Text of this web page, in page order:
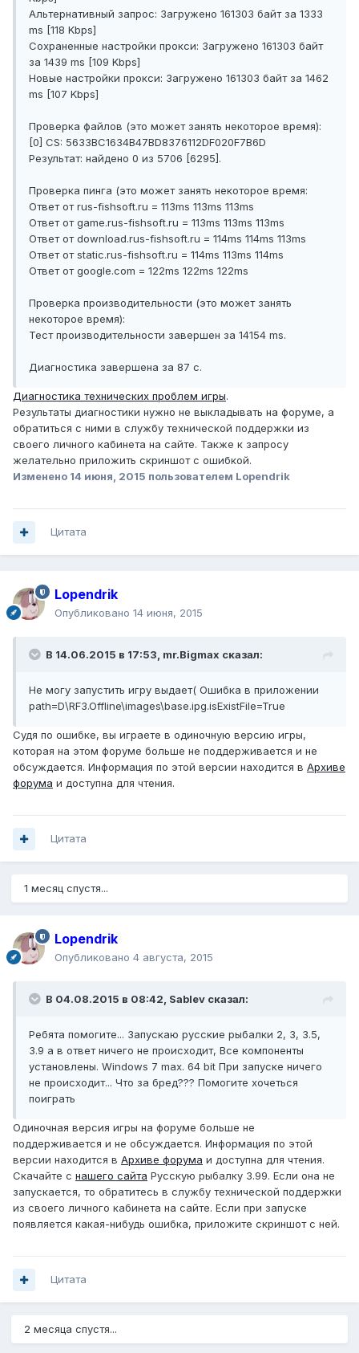
Альтернативный запрос: Загружено 161303 байт за 1333
ms [118 Kbps]
Сохраненные настройки прокси: Загружено 161303 байт
за 1439 ms [109 Kbps]
Новые настройки прокси: Загружено 161303 байт за 1462
ms [107 Kbps]
Проверка файлов (это может занять некоторое время):
[0] CS: 5633BC1634B47BD8376112DF020F7B6D
Результат: найдено 0 из 5706 [6295].
Проверка пинга (это может занять некоторое время:
Ответ от rus-fishsoft.ru = 113ms 113ms 113ms
Ответ от game.rus-fishsoft.ru = 113ms 113ms 113ms
Ответ от download.rus-fishsoft.ru = 114ms 114ms 113ms
Ответ от static.rus-fishsoft.ru = 114ms 113ms 114ms
Ответ от google.com = 122ms 122ms 122ms
Проверка производительности (это может занять
некоторое время):
Тест производительности завершен за 14154 ms.
Диагностика завершена за 87 c.
Диагностика технических проблем игры.
Результаты диагностики нужно не выкладывать на форуме, а
обратиться с ними в службу технической поддержки из
своего личного кабинета на сайте. Также к запросу
желательно приложить скриншот с ошибкой.
Изменено 14 июня, 2015 пользователем Lopendrik
Цитата
Lopendrik
Опубликовано 14 июня, 2015
В 14.06.2015 в 17:53, mr.Bigmax сказал:
Не могу запустить игру выдает( Ошибка в приложении
path=D\RF3.Offline\images\base.ipg.isExistFile=True
Судя по ошибке, вы играете в одиночную версию игры,
которая на этом форуме больше не поддерживается и не
обсуждается. Информация по этой версии находится в Архиве
форума и доступна для чтения.
Цитата
1 месяц спустя...
Lopendrik
Опубликовано 4 августа, 2015
В 04.08.2015 в 08:42, Sablev сказал:
Ребята помогите... Запускаю русские рыбалки 2, 3, 3.5,
3.9 а в ответ ничего не происходит, Все компоненты
установлены. Windows 7 max. 64 bit При запуске ничего
не происходит... Что за бред??? Помогите хочеться
поиграть
Одиночная версия игры на форуме больше не
поддерживается и не обсуждается. Информация по этой
версии находится в Архиве форума и доступна для чтения.
Скачайте с нашего сайта Русскую рыбалку 3.99. Если она не
запускается, то обратитесь в службу технической поддержки
из своего личного кабинета на сайте. Если при запуске
появляется какая-нибудь ошибка, приложите скриншот с ней.
Цитата
2 месяца спустя...